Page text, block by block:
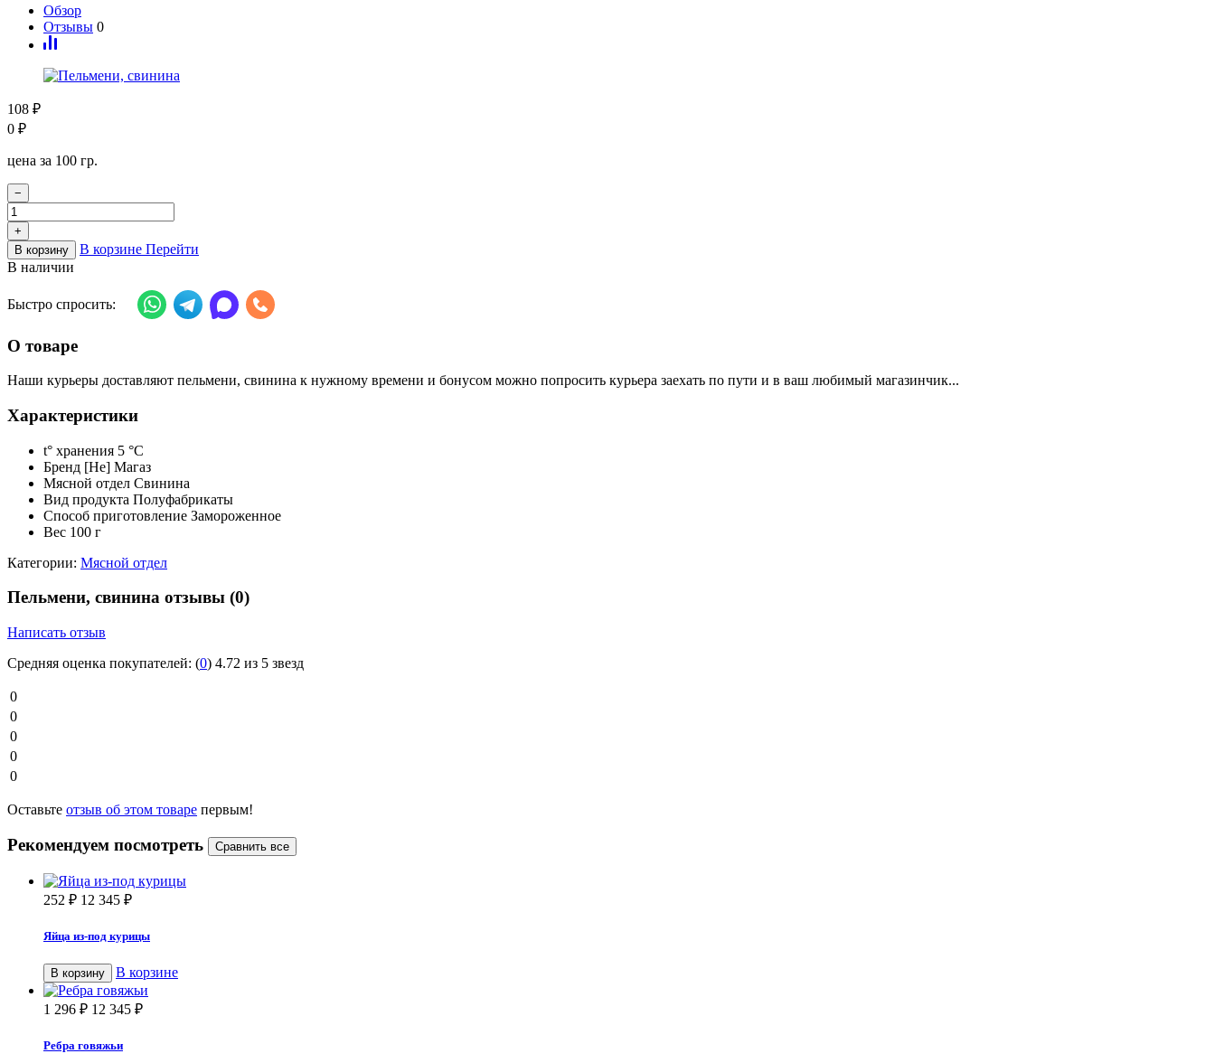
Обзор
Отзывы 0
108 ₽
0 ₽
цена за 100 гр.
−
+
В корзину
В корзине Перейти
В наличии
Быстро спросить:
О товаре
Наши курьеры доставляют пельмени, свинина к нужному времени и бонусом можно попросить курьера заехать по пути и в ваш любимый магазинчик...
Характеристики
t° хранения 5 °C
Бренд [Не] Магаз
Мясной отдел Свинина
Вид продукта Полуфабрикаты
Способ приготовление Замороженное
Вес 100 г
Категории: Мясной отдел
Пельмени, свинина отзывы (0)
Написать отзыв
Средняя оценка покупателей: (0) 4.72 из 5 звезд
0
0
0
0
0
Оставьте отзыв об этом товаре первым!
Рекомендуем посмотреть
252 ₽ 12 345 ₽
Яйца из-под курицы
В корзину В корзине
1 296 ₽ 12 345 ₽
Ребра говяжьи